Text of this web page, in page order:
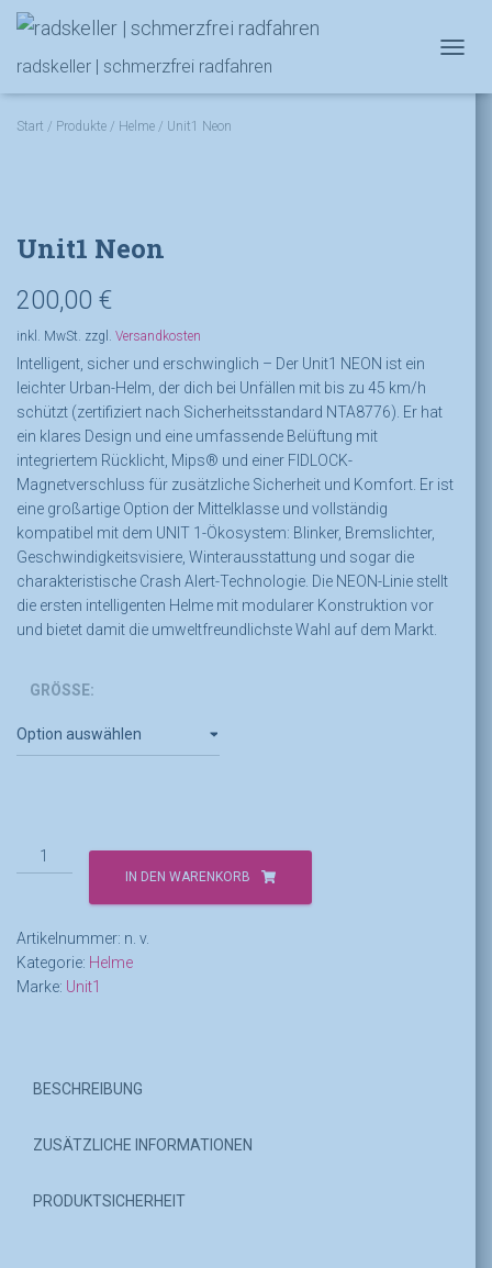
radskeller | schmerzfrei radfahren
Start / Produkte / Helme / Unit1 Neon
Unit1 Neon
200,00 €
inkl. MwSt. zzgl. Versandkosten
Intelligent, sicher und erschwinglich – Der Unit1 NEON ist ein
leichter Urban-Helm, der dich bei Unfällen mit bis zu 45 km/h
schützt (zertifiziert nach Sicherheitsstandard NTA8776). Er hat
ein klares Design und eine umfassende Belüftung mit
integriertem Rücklicht, Mips® und einer FIDLOCK-
Magnetverschluss für zusätzliche Sicherheit und Komfort. Er ist
eine großartige Option der Mittelklasse und vollständig
kompatibel mit dem UNIT 1-Ökosystem: Blinker, Bremslichter,
Geschwindigkeitsvisiere, Winterausstattung und sogar die
charakteristische Crash Alert-Technologie. Die NEON-Linie stellt
die ersten intelligenten Helme mit modularer Konstruktion vor
und bietet damit die umweltfreundlichste Wahl auf dem Markt.
GRÖSSE:
Unit1
Neon
IN DEN WARENKORB
Artikelnummer: n. v.
Kategorie: Helme
Marke: Unit1
BESCHREIBUNG
ZUSÄTZLICHE INFORMATIONEN
PRODUKTSICHERHEIT